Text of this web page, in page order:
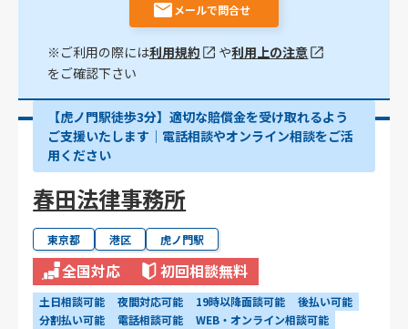
メールで問合せ
※ご利用の際には利用規約 や利用上の注意
をご確認下さい
【虎ノ門駅徒歩3分】適切な賠償金を受け取れるよう
ご支援いたします│電話相談やオンライン相談をご活
用ください
春田法律事務所
東京都 港区 虎ノ門駅
全国対応 初回相談無料
土日相談可能 夜間対応可能 19時以降面談可能
後払い可能
分割払い可能
電話相談可能
WEB・オンライン相談可能